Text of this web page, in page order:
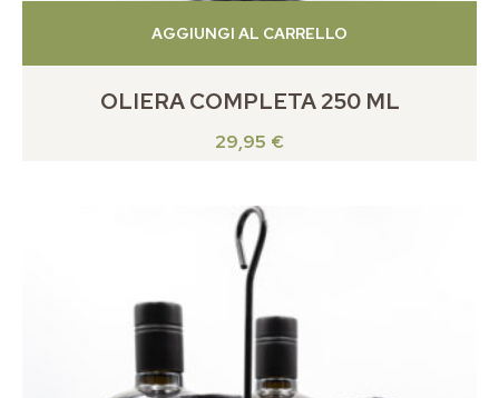
OLIERA COMPLETA 250 ML
29,95 €
AGGIUNGI AL CARRELLO